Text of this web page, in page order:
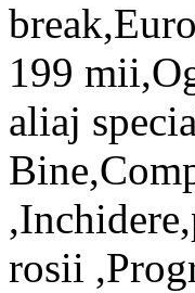
199
aliaj
rosii